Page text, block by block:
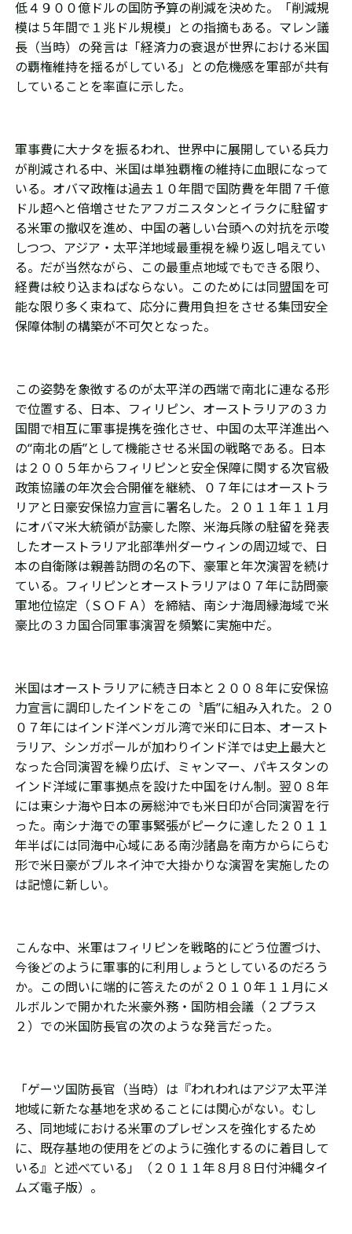
低４９００億ドルの国防予算の削減を決めた。「削減規
模は５年間で１兆ドル規模」との指摘もある。マレン議
長（当時）の発言は「経済力の衰退が世界における米国
の覇権維持を揺るがしている」との危機感を軍部が共有
していることを率直に示した。
軍事費に大ナタを振るわれ、世界中に展開している兵力
が削減される中、米国は単独覇権の維持に血眼になって
いる。オバマ政権は過去１０年間で国防費を年間７千億
ドル超へと倍増させたアフガニスタンとイラクに駐留す
る米軍の撤収を進め、中国の著しい台頭への対抗を示唆
しつつ、アジア・太平洋地域最重視を繰り返し唱えてい
る。だが当然ながら、この最重点地域でもできる限り、
経費は絞り込まねばならない。このためには同盟国を可
能な限り多く束ねて、応分に費用負担をさせる集団安全
保障体制の構築が不可欠となった。
この姿勢を象徴するのが太平洋の西端で南北に連なる形
で位置する、日本、フィリピン、オーストラリアの３カ
国間で相互に軍事提携を強化させ、中国の太平洋進出へ
の“南北の盾”として機能させる米国の戦略である。日本
は２００５年からフィリピンと安全保障に関する次官級
政策協議の年次会合開催を継続、０７年にはオーストラ
リアと日豪安保協力宣言に署名した。２０１１年１１月
にオバマ米大統領が訪豪した際、米海兵隊の駐留を発表
したオーストラリア北部準州ダーウィンの周辺域で、日
本の自衛隊は親善訪問の名の下、豪軍と年次演習を続け
ている。フィリピンとオーストラリアは０７年に訪問豪
軍地位協定（ＳＯＦＡ）を締結、南シナ海周縁海域で米
豪比の３カ国合同軍事演習を頻繁に実施中だ。
米国はオーストラリアに続き日本と２００８年に安保協
力宣言に調印したインドをこの〝盾”に組み入れた。２０
０７年にはインド洋ベンガル湾で米印に日本、オースト
ラリア、シンガポールが加わりインド洋では史上最大と
なった合同演習を繰り広げ、ミャンマー、パキスタンの
インド洋域に軍事拠点を設けた中国をけん制。翌０８年
には東シナ海や日本の房総沖でも米日印が合同演習を行
った。南シナ海での軍事緊張がピークに達した２０１１
年半ばには同海中心域にある南沙諸島を南方からにらむ
形で米日豪がブルネイ沖で大掛かりな演習を実施したの
は記憶に新しい。
こんな中、米軍はフィリピンを戦略的にどう位置づけ、
今後どのように軍事的に利用しょうとしているのだろう
か。この問いに端的に答えたのが２０１０年１１月にメ
ルボルンで開かれた米豪外務・国防相会議（２プラス
２）での米国防長官の次のような発言だった。
「ゲーツ国防長官（当時）は『われわれはアジア太平洋
地域に新たな基地を求めることには関心がない。むし
ろ、同地域における米軍のプレゼンスを強化するため
に、既存基地の使用をどのように強化するのに着目して
いる』と述べている」（２０１１年８月８日付沖縄タイ
ムズ電子版）。